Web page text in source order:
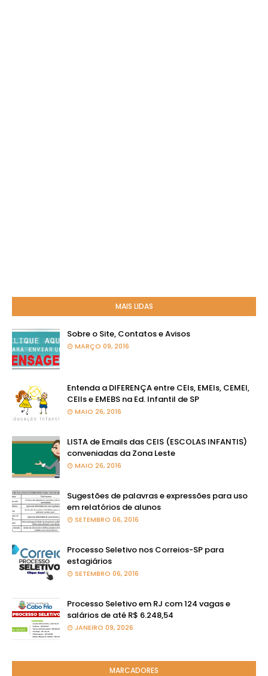
MAIS LIDAS
Sobre o Site, Contatos e Avisos
MARÇO 09, 2016
Entenda a DIFERENÇA entre CEIs, EMEIs, CEMEI,
CEIIs e EMEBS na Ed. Infantil de SP
MAIO 26, 2016
LISTA de Emails das CEIS (ESCOLAS INFANTIS)
conveniadas da Zona Leste
MAIO 26, 2016
Sugestões de palavras e expressões para uso
em relatórios de alunos
SETEMBRO 06, 2016
Processo Seletivo nos Correios-SP para
estagiários
SETEMBRO 06, 2016
Processo Seletivo em RJ com 124 vagas e
salários de até R$ 6.248,54
JANEIRO 09, 2026
MARCADORES